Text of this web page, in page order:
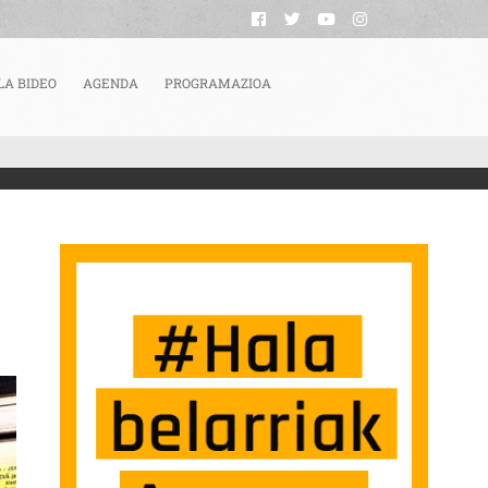
BIDEO AGENDA PROGRAMAZIOA